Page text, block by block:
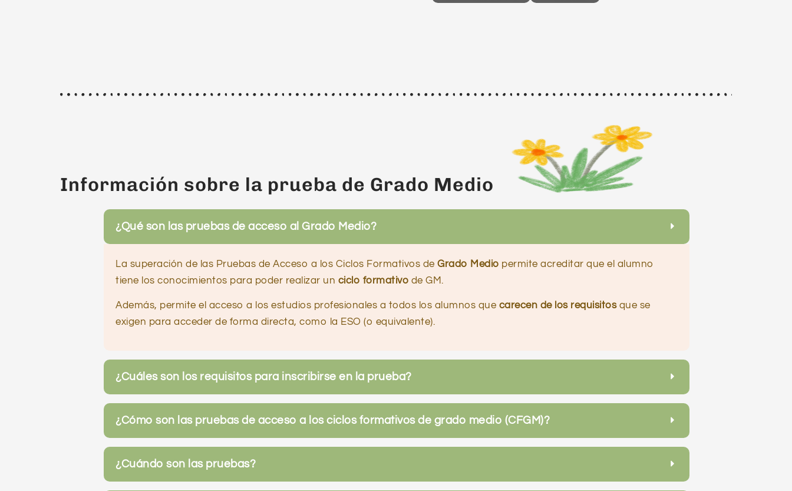
Información sobre la prueba de Grado Medio
¿Qué son las pruebas de acceso al Grado Medio?
La superación de las Pruebas de Acceso a los Ciclos Formativos deGrado Medio permite acreditar que el alumno
tiene los conocimientos para poder realizar un ciclo formativo de GM.
Además, permite el acceso a los estudios profesionales a todos los alumnos que carecen de los requisitosque se
exigen para acceder de forma directa, como la ESO (o equivalente).
¿Cuáles son los requisitos para inscribirse en la prueba?
¿Cómo son las pruebas de acceso a los ciclos formativos de grado medio (CFGM)?
¿Cuándo son las pruebas?